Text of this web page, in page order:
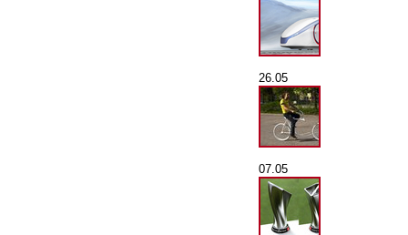
26.05
07.05